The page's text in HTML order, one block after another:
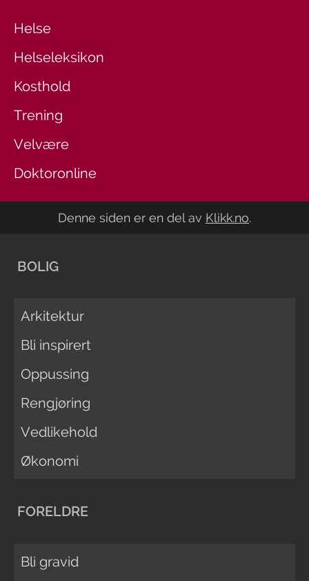
Helse
Helseleksikon
Kosthold
Trening
Velvære
Doktoronline
Denne siden er en del av Klikk.no.
BOLIG
Arkitektur
Bli inspirert
Oppussing
Rengjøring
Vedlikehold
Økonomi
FORELDRE
Bli gravid